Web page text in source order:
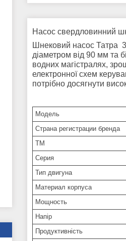
Насос свердловинний
Шнековий насос Татра
діаметром від 90 мм та
водних магістралях,
електронної схем
потрібно досягнути
Модель
Страна регистрации бренда
ТМ
Серия
Тип двигуна
Материал корпуса
Мощность
Напір
Продуктивність